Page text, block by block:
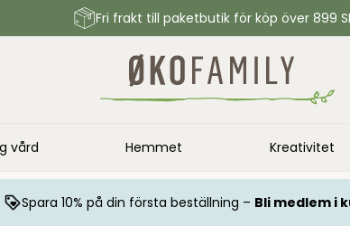
Fri frakt till paketbutik för köp över 899
vård Hemmet Kreativitet
Spara 10% på din första beställning – Bli medlem i